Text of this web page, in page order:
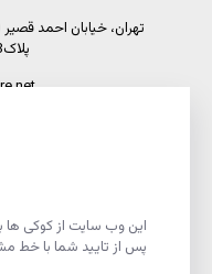
تهران، خیابان احمد
پلاک3، طبقه 4، واحد 7
شماره
شماره فاکس:
این وب سایت از کوکی ها
پس از تایید شما با خط